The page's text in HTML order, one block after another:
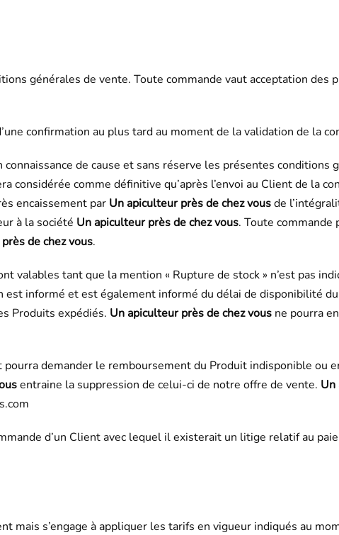
générales de vente. Toute commande vaut acceptation des
confirmation au plus tard au moment de la validation de la
de cause et sans réserve les présentes conditions
comme définitive qu’après l’envoi au Client de la
encaissement par Un apiculteur près de chez vousde
à la société Un apiculteur près de chez vous. Toute commande
de chez vous.
valables tant que la mention « Rupture de stock » n’est pas
informé et est également informé du délai de disponibilité
Produits expédiés. Un apiculteur près de chez vousne pourra
demander le remboursement du Produit indisponible ou
entraine la suppression de celui-ci de notre offre de vente. Un
d’un Client avec lequel il existerait un litige relatif au
s’engage à appliquer les tarifs en vigueur indiqués au